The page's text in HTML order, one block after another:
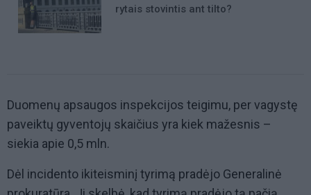
rytais stovintis ant tilto?
Duomenų apsaugos inspekcijos teigimu, per vagystę
paveiktų gyventojų skaičius yra kiek mažesnis –
siekia apie 0,5 mln.
Dėl incidento ikiteisminį tyrimą pradėjo Generalinė